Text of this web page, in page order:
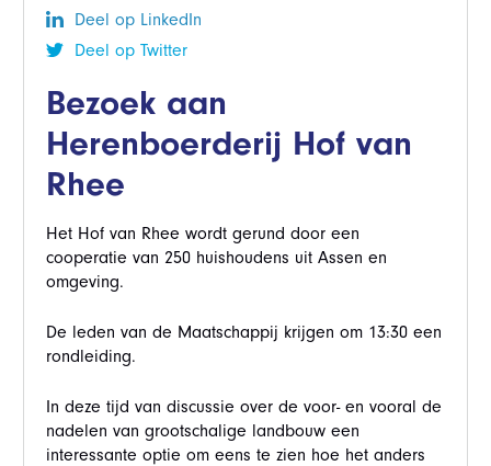
Deel op LinkedIn
Deel op Twitter
Bezoek aan
Herenboerderij Hof van
Rhee
Het Hof van Rhee wordt gerund door een
cooperatie van 250 huishoudens uit Assen en
omgeving.
De leden van de Maatschappij krijgen om 13:30 een
rondleiding.
In deze tijd van discussie over de voor- en vooral de
nadelen van grootschalige landbouw een
interessante optie om eens te zien hoe het anders